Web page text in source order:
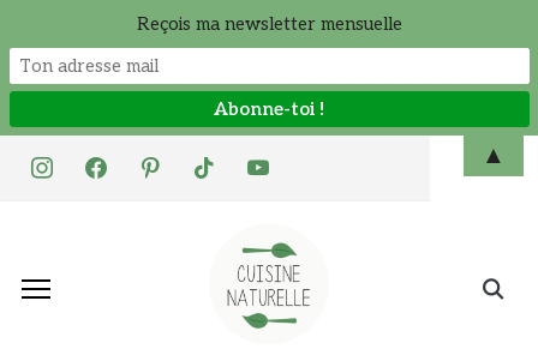
instagramfacebookpinteresttiktok youtube
Search
Reçois ma newsletter mensuelle
▲